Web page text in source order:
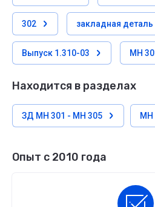
302 закладная деталь
Выпуск 1.310-03 МН
Находится в разделах
ЗД МН 301 - МН 305 МН
Опыт с 2010 года